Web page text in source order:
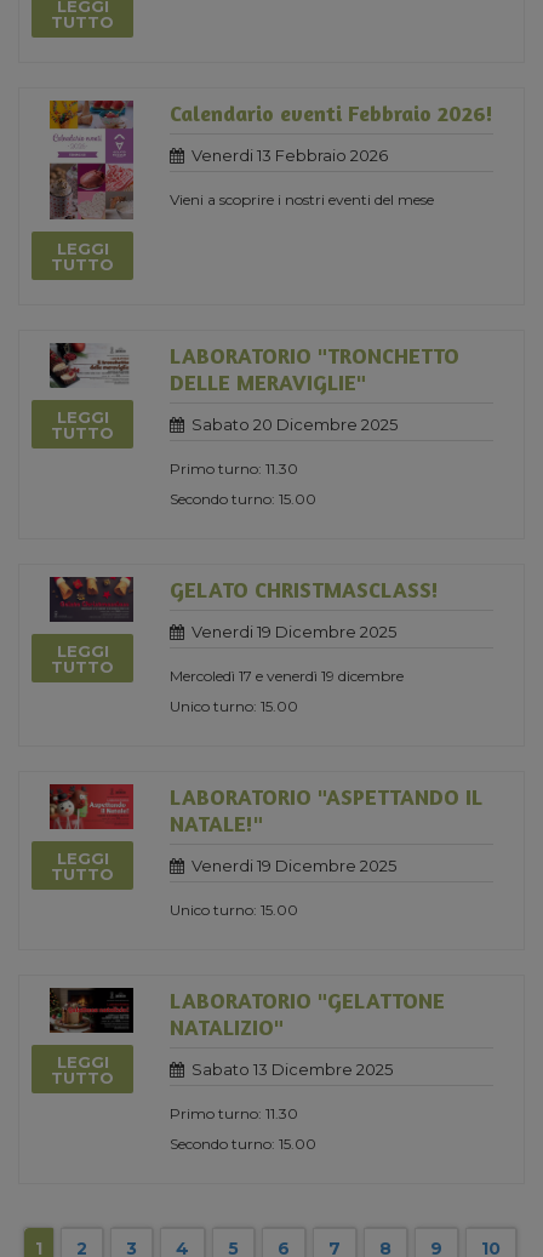
LEGGI
TUTTO
LEGGI
TUTTO
Calendario eventi Febbraio 2026!
Venerdi 13 Febbraio 2026
Vieni a scoprire i nostri eventi del mese
LEGGI
TUTTO
LABORATORIO "TRONCHETTO
DELLE MERAVIGLIE"
Sabato 20 Dicembre 2025
Primo turno: 11.30
Secondo turno: 15.00
LEGGI
TUTTO
GELATO CHRISTMASCLASS!
Venerdi 19 Dicembre 2025
Mercoledì 17 e venerdì 19 dicembre
Unico turno: 15.00
LEGGI
TUTTO
LABORATORIO "ASPETTANDO IL
NATALE!"
Venerdi 19 Dicembre 2025
Unico turno: 15.00
LEGGI
TUTTO
LABORATORIO "GELATTONE
NATALIZIO"
Sabato 13 Dicembre 2025
Primo turno: 11.30
Secondo turno: 15.00
1 2 3 4 5 6 7 8 9 10